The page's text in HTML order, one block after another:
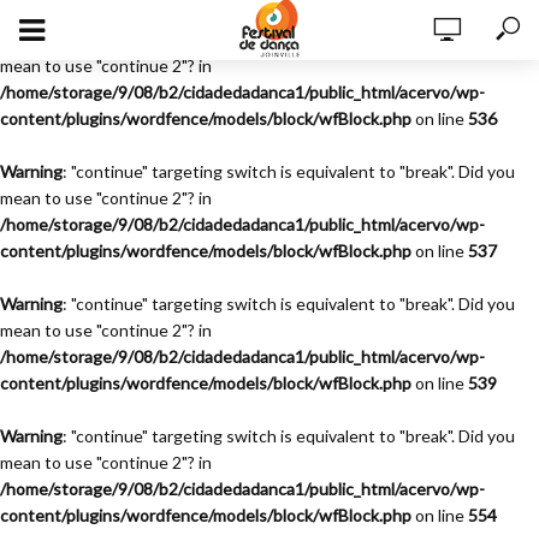
Warning
: "continue" targeting switch is equivalent to "break". Did you
mean to use "continue 2"? in
/home/storage/9/08/b2/cidadedadanca1/public_html/acervo/wp-
content/plugins/wordfence/models/block/wfBlock.phpon line536
Warning: "continue" targeting switch is equivalent to "break". Did you
mean to use "continue 2"? in
/home/storage/9/08/b2/cidadedadanca1/public_html/acervo/wp-
content/plugins/wordfence/models/block/wfBlock.phpon line537
Warning: "continue" targeting switch is equivalent to "break". Did you
mean to use "continue 2"? in
/home/storage/9/08/b2/cidadedadanca1/public_html/acervo/wp-
content/plugins/wordfence/models/block/wfBlock.phpon line539
Warning: "continue" targeting switch is equivalent to "break". Did you
mean to use "continue 2"? in
/home/storage/9/08/b2/cidadedadanca1/public_html/acervo/wp-
content/plugins/wordfence/models/block/wfBlock.phpon line554